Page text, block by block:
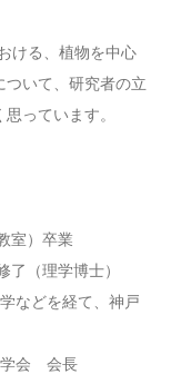
ける、植物を中心
ついて、研究者の立
っています。
室）卒業
了（理学博士）
などを経て、神戸
学会 会長